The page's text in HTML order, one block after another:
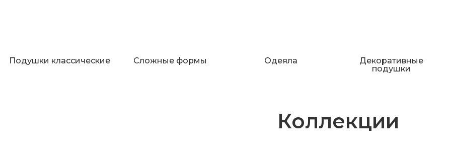
Подушки классические Сложные формы Одеяла
Декоративные
подушки
Коллекции